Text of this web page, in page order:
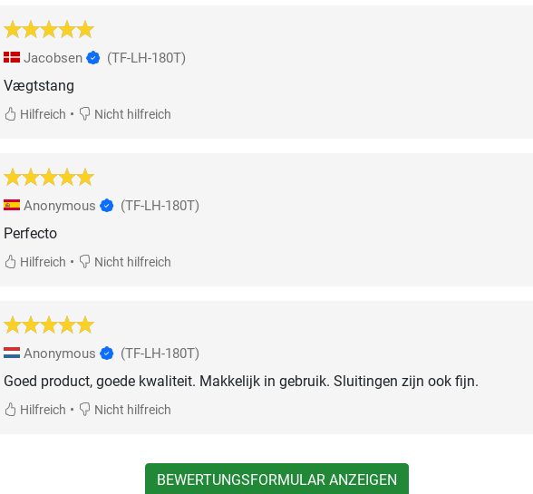
Jacobsen (TF-LH-180T)
Vægtstang
Hilfreich • Nicht hilfreich
Anonymous (TF-LH-180T)
Perfecto
Hilfreich • Nicht hilfreich
Anonymous (TF-LH-180T)
Goed product, goede kwaliteit. Makkelijk in gebruik. Sluitingen zijn ook fijn.
Hilfreich • Nicht hilfreich
BEWERTUNGSFORMULAR ANZEIGEN